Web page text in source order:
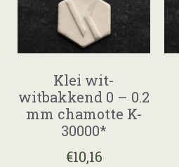
Klei wit-
witbakkend 0 – 0.2
mm chamotte K-
30000*
€10,16